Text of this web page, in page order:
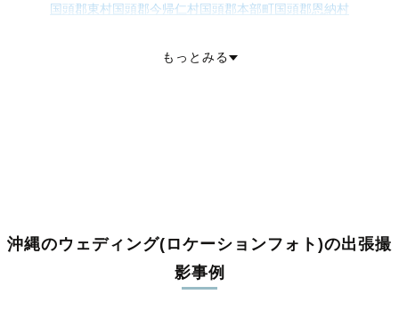
国頭郡東村国頭郡今帰仁村国頭郡本部町国頭郡恩納村
島尻郡与那原町島尻郡南風原町
もっとみる
沖縄のウェディング(ロケーションフォト)の出張撮
影事例